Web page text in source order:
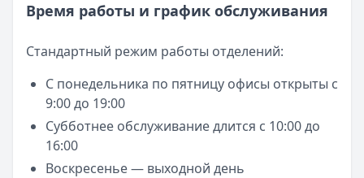
Время работы и график обслуживания
Стандартный режим работы отделений:
С понедельника по пятницу офисы открыты с
9:00 до 19:00
Субботнее обслуживание длится с 10:00 до
16:00
Воскресенье — выходной день